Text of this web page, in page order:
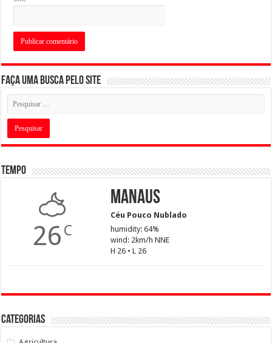
Faça uma busca pelo Site
Tempo
26 C
Manaus
Céu Pouco Nublado
humidity: 64%
wind: 2km/h NNE
H 26 • L 26
Categorias